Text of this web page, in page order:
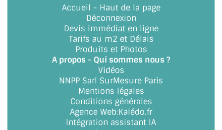
LES PROFILS PAROI DE VERRE
VITRINE EN VERRE
CONNECTEURS ET ASSEMBLAGE DE VERRES
PLATS ET CORNIÈRES
LES CHARNIÈRES DE PORTE EN VERRE
BOUTONS ET POIGNÉES
Accueil - Haut de la page
Déconnexion
Devis immédiat en ligne
Tarifs au m2 et Délais
Produits et Photos
A propos - Qui sommes nous ?
Vidéos
NNPP Sarl SurMesure Paris
Mentions légales
Conditions générales
Agence Web:Kalédo.fr
Intégration assistant IA